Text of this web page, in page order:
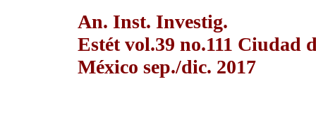
An. Inst. Investig.
Estét vol.39 no.111 Ciudad
México sep./dic. 2017